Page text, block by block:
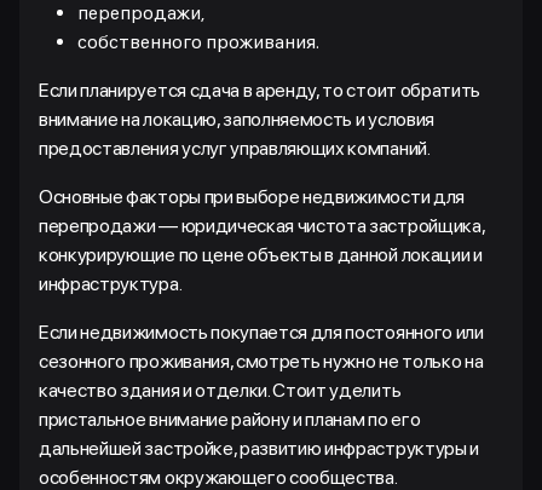
перепродажи,
собственного проживания.
Если планируется сдача в аренду, то стоит обратить
внимание на локацию, заполняемость и условия
предоставления услуг управляющих компаний.
Основные факторы при выборе недвижимости для
перепродажи — юридическая чистота застройщика,
конкурирующие по цене объекты в данной локации и
инфраструктура.
Если недвижимость покупается для постоянного или
сезонного проживания, смотреть нужно не только на
качество здания и отделки. Стоит уделить
пристальное внимание району и планам по его
дальнейшей застройке, развитию инфраструктуры и
особенностям окружающего сообщества.